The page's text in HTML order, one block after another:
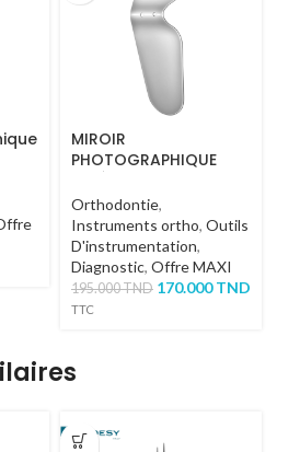
MIROIR
PHOTOGRAPHIQUE
Orthodontie,
Instruments ortho, Outils
D'instrumentation,
Diagnostic, Offre MAXI
195.000TND 170.000TND
TTC